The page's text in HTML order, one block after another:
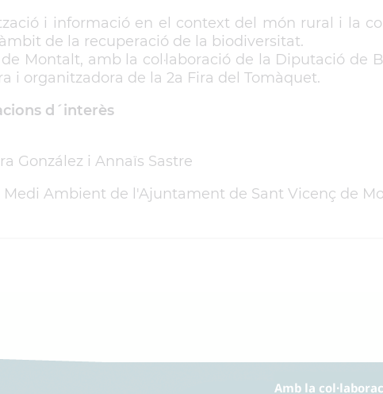
i informació en el context del món rural i la
de la recuperació de la biodiversitat.
Montalt, amb la col·laboració de la Diputació de
i organitzadora de la 2a Fira del Tomàquet.
d´interès
González i Annaïs Sastre
Medi Ambient de l'Ajuntament de Sant Vicenç de